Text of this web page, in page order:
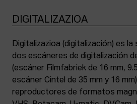
DIGITALIZAZIOA
Digitalizazioa (digitalización) es la
dos escáneres de digitalización
(escáner Filmfabriek de 16 mm,
escáner Cintel de 35 mm y 16
reproductores de formatos